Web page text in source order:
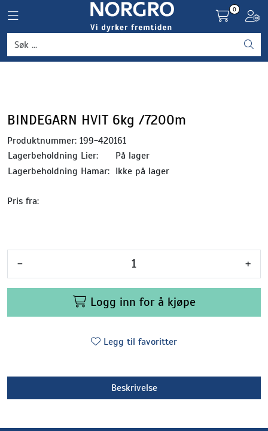
Toggle navigation
0
BINDEGARN HVIT 6kg /7200m
Produktnummer: 199-420161
Lagerbeholdning Lier:
På lager
Lagerbeholdning Hamar: Ikke på lager
Pris fra:
- +
Logg inn for å kjøpe
Legg til favoritter
Beskrivelse
Grønnsaker
Frukt og bær